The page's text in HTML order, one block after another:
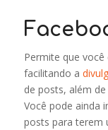
Permite que
facilitando a
de posts, além
Você pode ainda
posts para terem